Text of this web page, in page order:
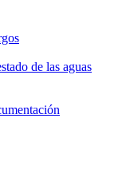
de las aguas